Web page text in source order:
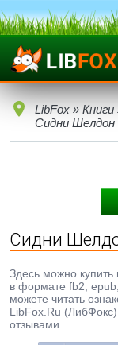
LibFox » Книги
Сидни
Сидни
Здесь можно
в формате fb2,
можете читать
LibFox.Ru
отзывами.